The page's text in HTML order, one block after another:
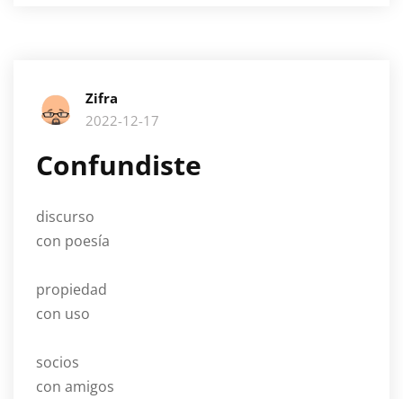
Zifra
2022-12-17
Confundiste
discurso
con poesía
propiedad
con uso
socios
con amigos